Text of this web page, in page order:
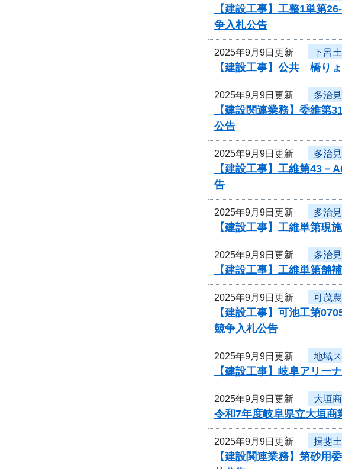
【建設工事】工整1単第
争入札公告
2025年9月9日更新 下呂
【建設工事】公共 橋り
2025年9月9日更新 多治
【建設関連業務】委維
公告
2025年9月9日更新 多治
【建設工事】工維第43
告
2025年9月9日更新 多治
【建設工事】工維単第
2025年9月9日更新 多治
【建設工事】工維単第
2025年9月9日更新 可茂
【建設工事】可池工第
競争入札公告
2025年9月9日更新 地域
【建設工事】岐阜アリー
2025年9月9日更新 大垣
令和7年度岐阜県立大垣
2025年9月9日更新 揖斐
【建設関連業務】第砂